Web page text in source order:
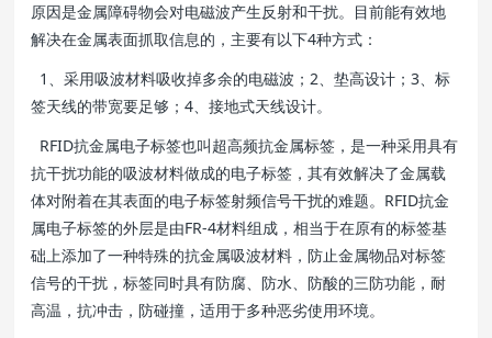
原因是金属障碍物会对电磁波产生反射和干扰。目前能有效地
解决在金属表面抓取信息的，主要有以下4种方式：
1、采用吸波材料吸收掉多余的电磁波；2、垫高设计；3、标
签天线的带宽要足够；4、接地式天线设计。
RFID抗金属电子标签也叫超高频抗金属标签，是一种采用具有
抗干扰功能的吸波材料做成的电子标签，其有效解决了金属载
体对附着在其表面的电子标签射频信号干扰的难题。RFID抗金
属电子标签的外层是由FR-4材料组成，相当于在原有的标签基
础上添加了一种特殊的抗金属吸波材料，防止金属物品对标签
信号的干扰，标签同时具有防腐、防水、防酸的三防功能，耐
高温，抗冲击，防碰撞，适用于多种恶劣使用环境。